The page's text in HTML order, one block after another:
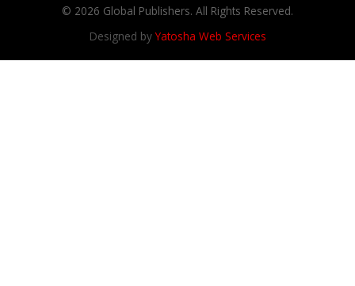
© 2026 Global Publishers. All Rights Reserved.
Designed byYatosha Web Services